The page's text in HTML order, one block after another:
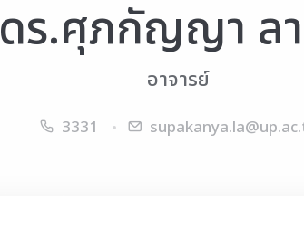
ดร.ศุภกัญญา ล
อาจารย์
3331